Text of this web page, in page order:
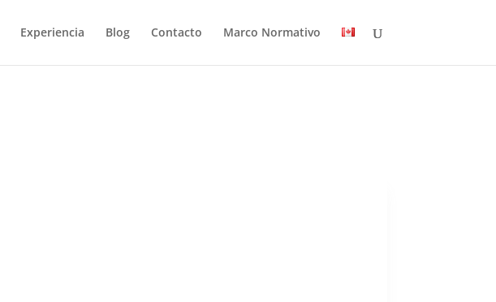
Experiencia Blog Contacto Marco Normativo